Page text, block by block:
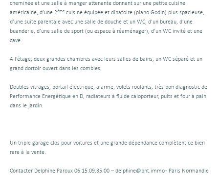
cheminée et une salle à manger attenante donnant sur une petite cuisine
américaine, d’une 2ème cuisine équipée et dinatoire (piano Godin) plus spacieuse,
d’une suite parentale avec une salle de douche et un WC, d’un bureau, d’une
buanderie, d’une salle de sport (ou espace à réaménager), d’un WC invité et une
cave.
A l’étage, deux grandes chambres avec leurs salles de bains, un WC séparé et un
grand dortoir ouvert dans les combles.
Doubles vitrages, portail électrique, alarme, volets roulants, très bon diagnostic de
Performance Energétique en D, radiateurs à fluide caloporteur, puits et four à pain
dans le jardin.
Un triple garage clos pour voitures et une grande dépendance complètent ce bien
rare à la vente.
Contacter Delphine Paroux 06.15.09.35.00 – delphine@pnt.immo - Paris Normandie